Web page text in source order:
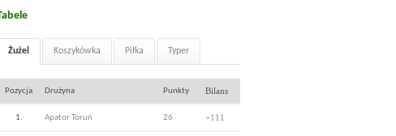
Żużel Koszykówka Piłka Typer
Pozycja Drużyna Punkty Bilans
1. Apator Toruń 26 +111